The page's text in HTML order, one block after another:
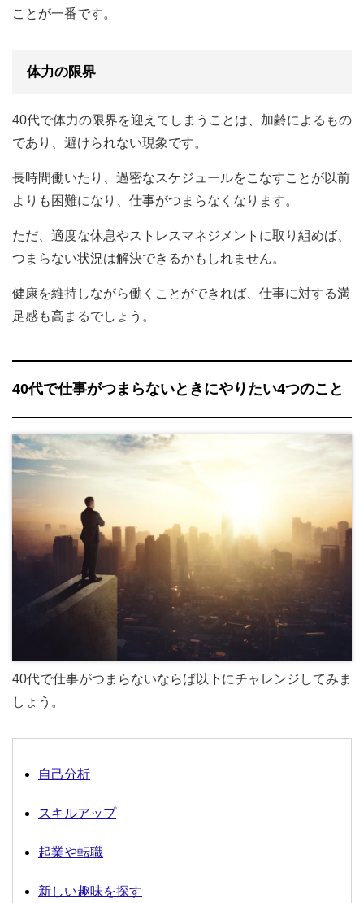
ことが一番です。
体力の限界
40代で体力の限界を迎えてしまうことは、加齢によるもの
であり、避けられない現象です。
長時間働いたり、過密なスケジュールをこなすことが以前
よりも困難になり、仕事がつまらなくなります。
ただ、適度な休息やストレスマネジメントに取り組めば、
つまらない状況は解決できるかもしれません。
健康を維持しながら働くことができれば、仕事に対する満
足感も高まるでしょう。
40代で仕事がつまらないときにやりたい4つのこと
40代で仕事がつまらないならば以下にチャレンジしてみま
しょう。
自己分析
スキルアップ
起業や転職
新しい趣味を探す